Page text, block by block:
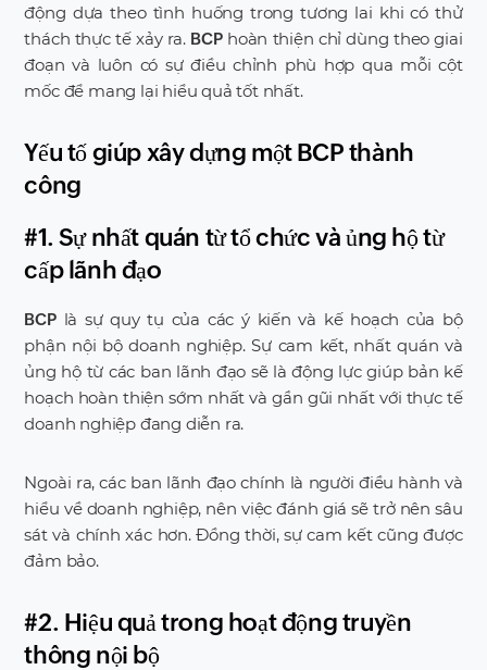
động dựa theo tình huống trong tương lai khi có thử
thách thực tế xảy ra. BCPhoàn thiện chỉ dùng theo giai
đoạn và luôn có sự điều chỉnh phù hợp qua mỗi cột
mốc để mang lại hiểu quả tốt nhất.
Yếu tố giúp xây dựng một BCP thành
công
#1. Sự nhất quán từ tổ chức và ủng hộ từ
cấp lãnh đạo
BCPlà sự quy tụ của các ý kiến và kế hoạch của bộ
phận nội bộ doanh nghiệp. Sự cam kết, nhất quán và
ủng hộ từ các ban lãnh đạo sẽ là động lực giúp bản kế
hoạch hoàn thiện sớm nhất và gần gũi nhất với thực tế
doanh nghiệp đang diễn ra.
Ngoài ra, các ban lãnh đạo chính là người điều hành và
hiểu về doanh nghiệp, nên việc đánh giá sẽ trở nên sâu
sát và chính xác hơn. Đồng thời, sự cam kết cũng được
đảm bảo.
#2. Hiệu quả trong hoạt động truyền
thông nội bộ